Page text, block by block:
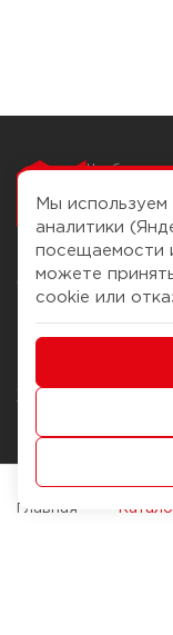
Чтобы вам
О компании
История Компании
Журнал
Наши марки
Брендирование
Мы
аналитики
посещаемости
можете
cookie или
Главная